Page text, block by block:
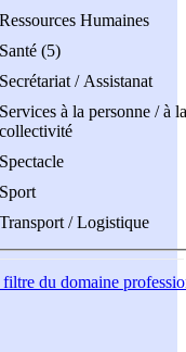
Ressources Humaines
Santé (5)
Secrétariat / Assistanat
Services à la personne / à la
collectivité
Spectacle
Sport
Transport / Logistique
du domaine